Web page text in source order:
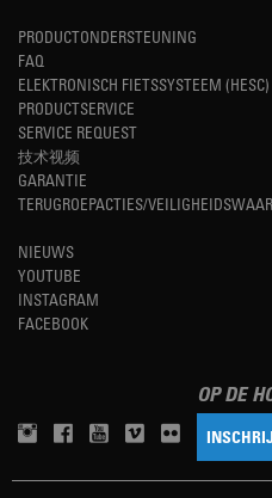
PRODUCTONDERSTEUNING
FAQ
ELEKTRONISCH FIETSSYSTEEM
PRODUCTSERVICE
SERVICE REQUEST
技术视频
GARANTIE
TERUGROEPACTIES/
NIEUWS
YOUTUBE
INSTAGRAM
FACEBOOK
OP DE